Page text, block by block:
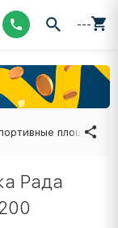
---
площадки
Рада